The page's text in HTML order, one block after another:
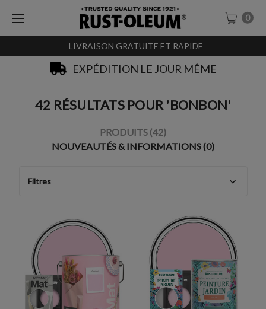
LIVRAISON GRATUITE ET RAPIDE
0
EXPÉDITION LE JOUR MÊME
42 RÉSULTATS POUR 'BONBON'
PRODUITS (42)
NOUVEAUTÉS & INFORMATIONS (0)
Filtres